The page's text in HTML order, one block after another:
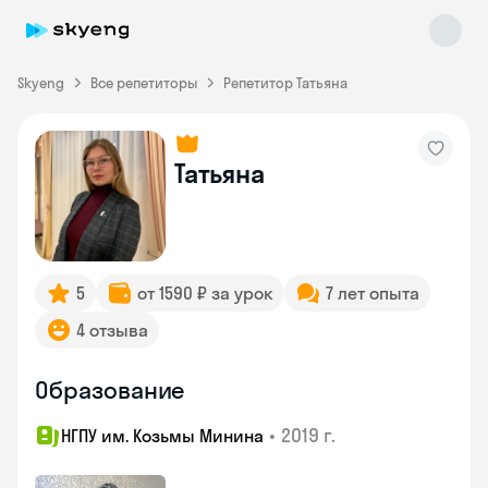
Skyeng Все репетиторы Репетитор Татьяна
Татьяна
5 от 1590 ₽ за урок
7 лет опыта
4 отзыва
Образование
НГПУ им. Козьмы Минина • 2019 г.
Skyeng Chat
online